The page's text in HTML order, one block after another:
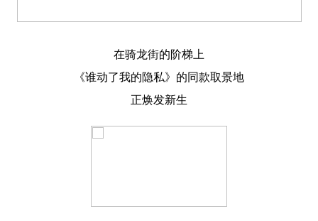
在骑龙街的阶梯上
《谁动了我的隐私》的同款取景地
正焕发新生